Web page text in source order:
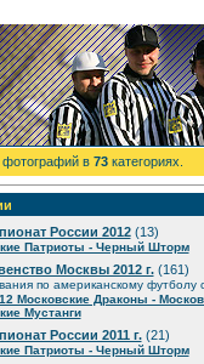
в 73категориях.
России 2012(13)
Патриоты - Черный Шторм
Москвы 2012 г.(161)
по американскому
Московские Драконы -
Мустанги
России 2011 г.(21)
Патриоты - Черный Шторм